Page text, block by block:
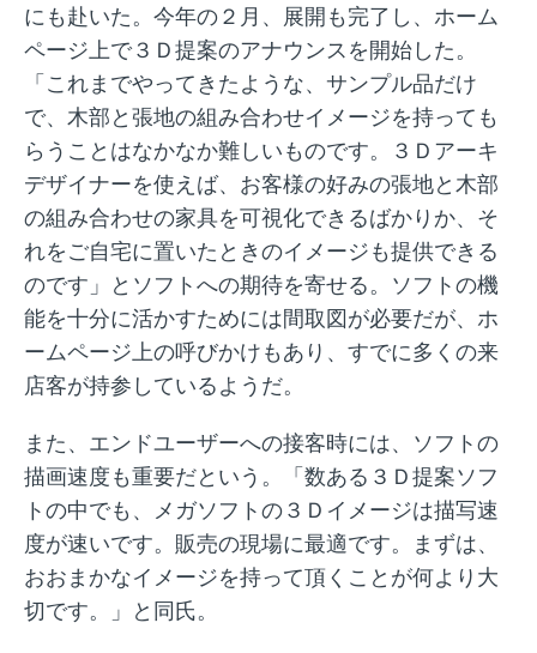
にも赴いた。今年の２月、展開も完了し、ホーム
ページ上で３Ｄ提案のアナウンスを開始した。
「これまでやってきたような、サンプル品だけ
で、木部と張地の組み合わせイメージを持っても
らうことはなかなか難しいものです。３Ｄアーキ
デザイナーを使えば、お客様の好みの張地と木部
の組み合わせの家具を可視化できるばかりか、そ
れをご自宅に置いたときのイメージも提供できる
のです」とソフトへの期待を寄せる。ソフトの機
能を十分に活かすためには間取図が必要だが、ホ
ームページ上の呼びかけもあり、すでに多くの来
店客が持参しているようだ。
また、エンドユーザーへの接客時には、ソフトの
描画速度も重要だという。「数ある３Ｄ提案ソフ
トの中でも、メガソフトの３Ｄイメージは描写速
度が速いです。販売の現場に最適です。まずは、
おおまかなイメージを持って頂くことが何より大
切です。」と同氏。